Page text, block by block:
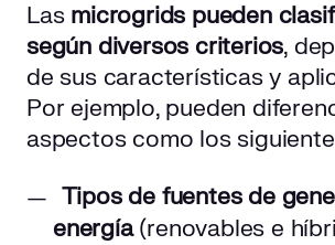
Las microgrids pueden
según diversos criterios,
de sus características y
Por ejemplo, pueden
aspectos como los
Tipos de fuentes de
energía(renovables e